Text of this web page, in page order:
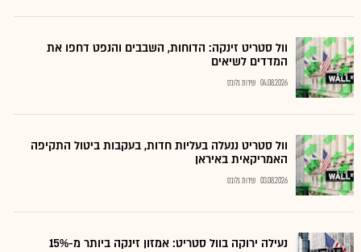
וול סטריט זינקה: הדוחות, השבבים והנפט דחפו את
המדדים לשיאים
04.08.2026 שירות גלובס
וול סטריט ננעלה בעליות חדות, בעקבות ביטול התקיפה
האמריקאית באיראן
03.08.2026 שירות גלובס
נעילה ירוקה בוול סטריט: אמזון זינקה ביותר מ-15%